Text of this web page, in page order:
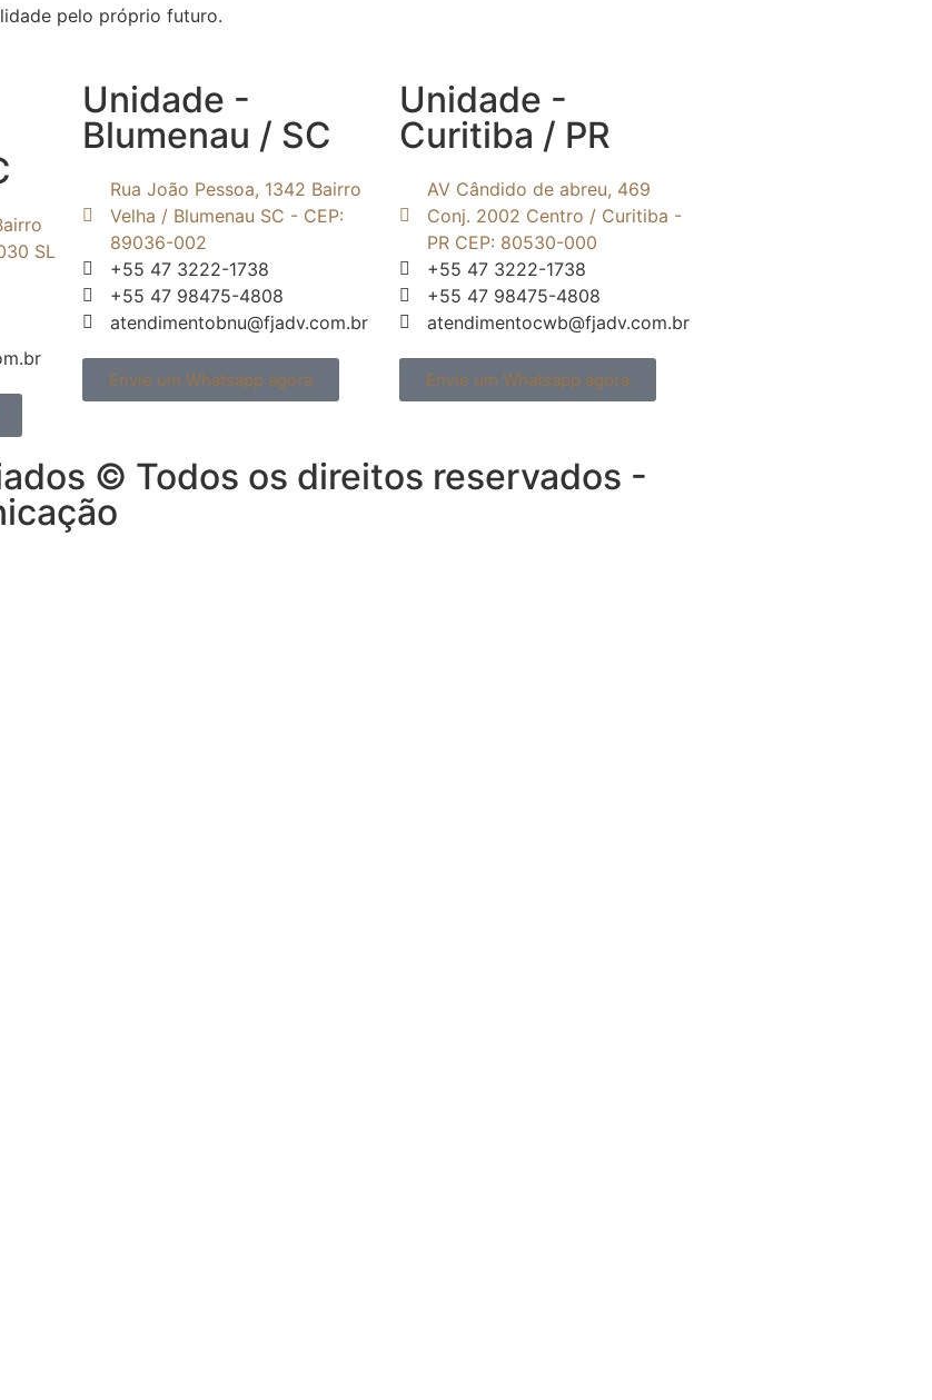
pelo próprio futuro.
SL
Unidade -
Blumenau / SC
Rua João Pessoa, 1342 Bairro
Velha / Blumenau SC - CEP:
89036-002
+55 47 3222-1738
+55 47 98475-4808
atendimentobnu@fjadv.com.br
Envie um Whatsapp agora
Unidade -
Curitiba / PR
AV Cândido de abreu, 469
Conj. 2002 Centro / Curitiba -
PR CEP: 80530-000
+55 47 3222-1738
+55 47 98475-4808
atendimentocwb@fjadv.com.br
Envie um Whatsapp agora
© Todos os direitos reservados -